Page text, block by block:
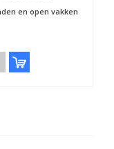
en open vakken